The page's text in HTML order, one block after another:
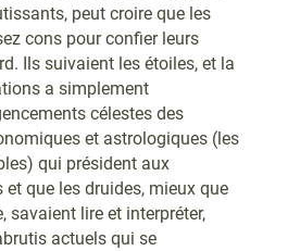
peut croire que les
cons pour confier leurs
Ils suivaient les étoiles, et la
a simplement
célestes des
et astrologiques (les
qui président aux
que les druides, mieux que
savaient lire et interpréter,
actuels qui se